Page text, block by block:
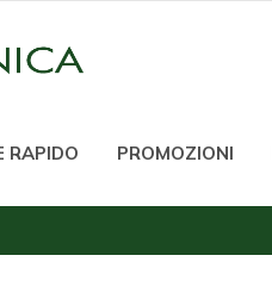
RAPIDO PROMOZIONI